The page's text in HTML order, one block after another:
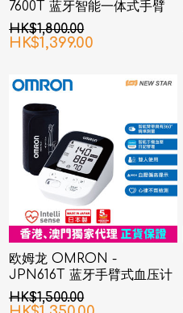
7600T 蓝牙智能一体式手臂
血压计
HK$1,800.00
HK$1,399.00
欧姆龙 OMRON -
JPN616T 蓝牙手臂式血压计
HK$1,500.00